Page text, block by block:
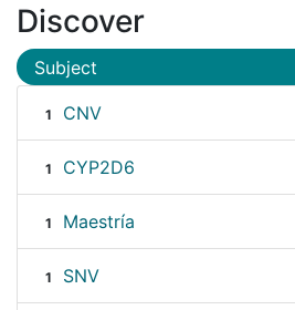
Discover
Subject
1 CNV
1 CYP2D6
1 Maestría
1 SNV